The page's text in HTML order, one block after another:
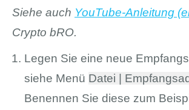
Siehe auch YouTube-Anleitung
Crypto bRO.
Legen Sie eine neue
siehe Menü Datei |
Benennen Sie diese zum